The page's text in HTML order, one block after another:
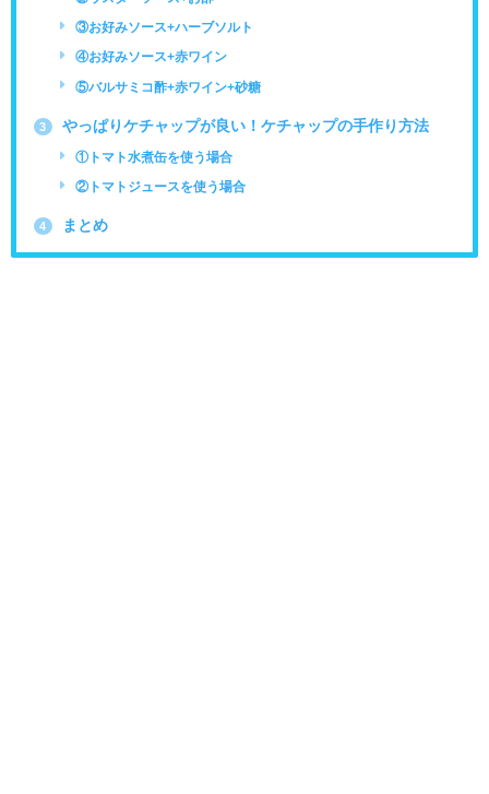
③お好みソース+ハーブソルト
④お好みソース+赤ワイン
⑤バルサミコ酢+赤ワイン+砂糖
3 やっぱりケチャップが良い！ケチャップの手作り方法
①トマト水煮缶を使う場合
②トマトジュースを使う場合
4 まとめ